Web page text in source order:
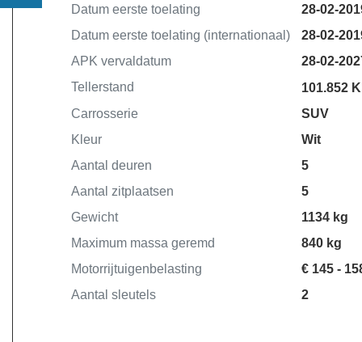
-Professionele poetsbeurt exterieur en
interieur.
-Minimaal 25,- brandstof.
-Tenaamstelling nieuwe auto op uw
naam.
Kortom zorgeloos op weg.
Datum eerste toelating
28-02-
Datum eerste toelating (internationaal)
28-02-
APK vervaldatum
28-02-
Tellerstand
101.852
Carrosserie
SUV
Kleur
Wit
Aantal deuren
5
Aantal zitplaatsen
5
Gewicht
1134 kg
Maximum massa geremd
840 kg
Motorrijtuigenbelasting
€ 145 -
Aantal sleutels
2